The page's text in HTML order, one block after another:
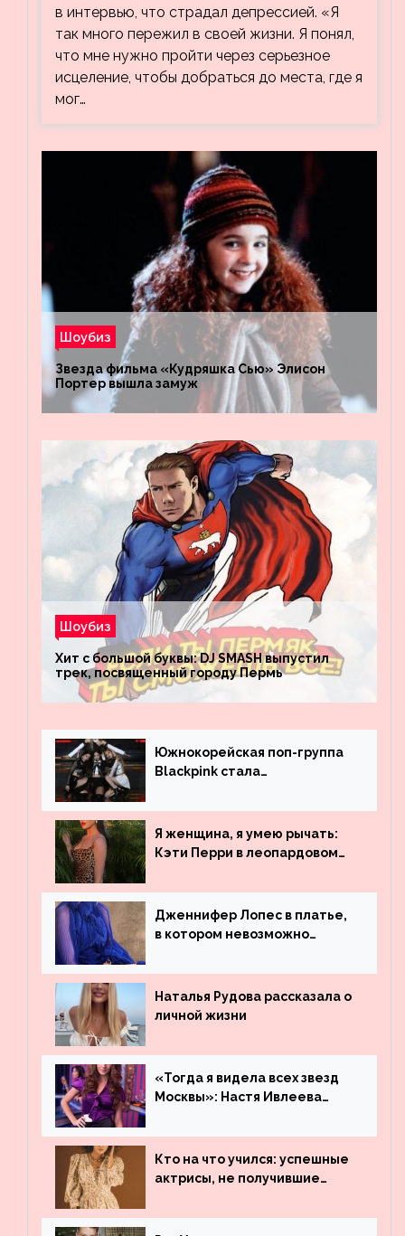
в интервью, что страдал депрессией. «Я
так много пережил в своей жизни. Я понял,
что мне нужно пройти через серьезное
исцеление, чтобы добраться до места, где я
мог…
Шоубиз
Звезда фильма «Кудряшка Сью» Элисон
Портер вышла замуж
Шоубиз
Хит с большой буквы: DJ SMASH выпустил
трек, посвященный городу Пермь
Южнокорейская поп-группа
Blackpink стала
просмотрам на YouTube. Они
обогнали даже Джастина
Бибера
Я женщина, я умею рычать:
Кэти Перри в леопардовом
Дженнифер Лопес в платье,
в котором невозможно
Наталья Рудова рассказала о
личной жизни
«Тогда я видела всех звезд
Москвы»: Настя Ивлеева
популярности и выложила
архивные фото
Кто на что учился: успешные
актрисы, не получившие